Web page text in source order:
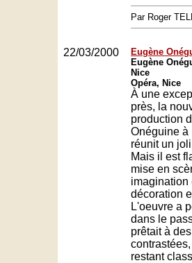
Par Roger
22/03/2000
Eugène
Eugène
Nice
Opéra, Nice
À une
près, la
production
Onéguine à
réunit un
Mais il est
mise en
imagination
décoration
L'oeuvre a
dans le
prêtait à
restant